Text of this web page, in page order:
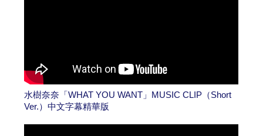
水樹奈奈「WHAT YOU WANT」MUSIC CLIP（Short
Ver.）中文字幕精華版